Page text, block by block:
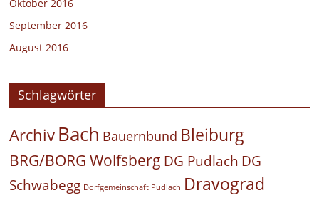
Oktober 2016
September 2016
August 2016
Schlagwörter
Archiv Bach Bauernbund Bleiburg
BRG/BORG Wolfsberg DG Pudlach DG
Schwabegg Dorfgemeinschaft Pudlach Dravograd